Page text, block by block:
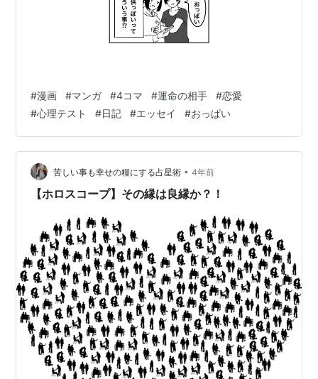
#漫画 #マンガ #4コマ #運命の相手 #恋愛
#心理テスト #日記 #エッセイ #おっぱい
苦しい事も幸せの糧にする占星術 • 4年前
【ホロスコープ】その縁は良縁か？！